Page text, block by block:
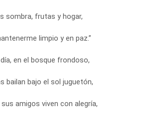
sombra, frutas y hogar,
limpio y en paz.”
en el bosque frondoso,
bailan bajo el sol juguetón,
amigos viven con alegría,